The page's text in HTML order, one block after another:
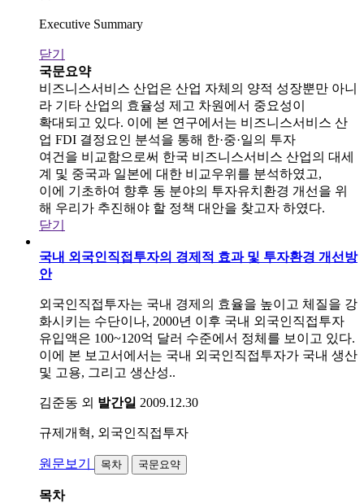
Executive Summary
닫기
국문요약
비즈니스서비스 산업은 산업 자체의 양적 성장뿐만 아니
라 기타 산업의 효율성 제고 차원에서 중요성이
확대되고 있다. 이에 본 연구에서는 비즈니스서비스 산
업 FDI 결정요인 분석을 통해 한·중·일의 투자
여건을 비교함으로써 한국 비즈니스서비스 산업의 대세
계 및 중국과 일본에 대한 비교우위를 분석하였고,
이에 기초하여 향후 동 분야의 투자유치환경 개선을 위
해 우리가 추진해야 할 정책 대안을 찾고자 하였다.
닫기
국내 외국인직접투자의 경제적 효과 및 투자환경 개선방
안
외국인직접투자는 국내 경제의 효율을 높이고 체질을 강
화시키는 수단이나, 2000년 이후 국내 외국인직접투자
유입액은 100~120억 달러 수준에서 정체를 보이고 있다.
이에 본 보고서에서는 국내 외국인직접투자가 국내 생산
및 고용, 그리고 생산성..
김준동 외 발간일 2009.12.30
규제개혁, 외국인직접투자
원문보기 목차 국문요약
목차